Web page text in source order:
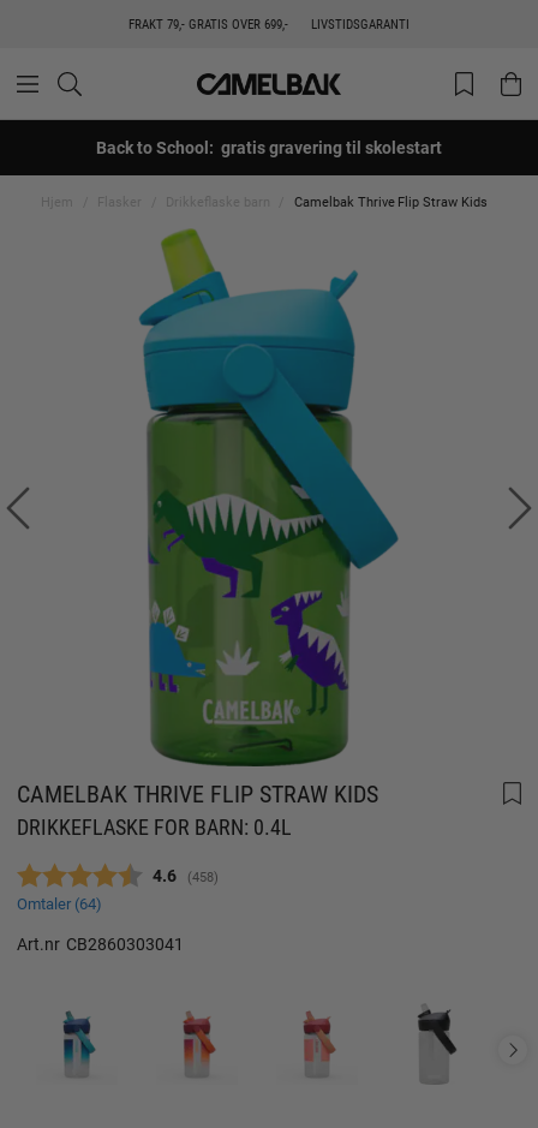
FRAKT 79,- GRATIS OVER 699,- LIVSTIDSGARANTI
Back to School: gratis gravering til skolestart
Hjem Flasker Drikkeflaske barn Camelbak Thrive Flip Straw Kids
CAMELBAK THRIVE FLIP STRAW KIDS
DRIKKEFLASKE FOR BARN: 0.4L
Gjennomsnittskarakter:
4.6 (stemmer:
458)
Omtaler (64)
Art.nr CB2860303041